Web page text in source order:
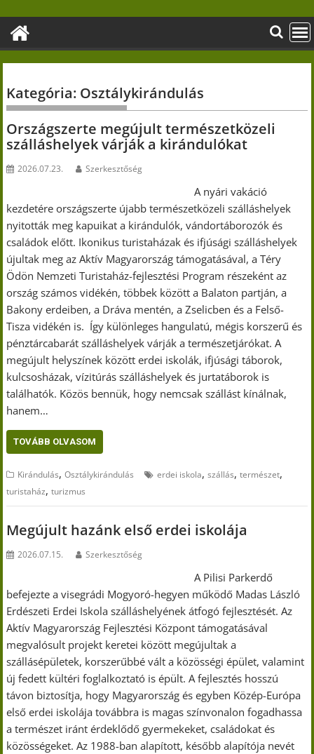
content
Kategória: Osztálykirándulás
Országszerte megújult természetközeli
szálláshelyek várják a kirándulókat
2026.07.23. Szerkesztőség
A nyári vakáció
kezdetére országszerte újabb természetközeli szálláshelyek
nyitották meg kapuikat a kirándulók, vándortáborozók és
családok előtt. Ikonikus turistaházak és ifjúsági szálláshelyek
újultak meg az Aktív Magyarország támogatásával, a Téry
Ödön Nemzeti Turistaház-fejlesztési Program részeként az
ország számos vidékén, többek között a Balaton partján, a
Bakony erdeiben, a Dráva mentén, a Zselicben és a Felső-
Tisza vidékén is. Így különleges hangulatú, mégis korszerű és
pénztárcabarát szálláshelyek várják a természetjárókat. A
megújult helyszínek között erdei iskolák, ifjúsági táborok,
kulcsosházak, vízitúrás szálláshelyek és jurtatáborok is
találhatók. Közös bennük, hogy nemcsak szállást kínálnak,
hanem…
TOVÁBB OLVASOM
Kirándulás,Osztálykirándulás erdei iskola,szállás,természet,
turistaház,turizmus
Megújult hazánk első erdei iskolája
2026.07.15. Szerkesztőség
A Pilisi Parkerdő
befejezte a visegrádi Mogyoró-hegyen működő Madas László
Erdészeti Erdei Iskola szálláshelyének átfogó fejlesztését. Az
Aktív Magyarország Fejlesztési Központ támogatásával
megvalósult projekt keretei között megújultak a
szállásépületek, korszerűbbé vált a közösségi épület, valamint
új fedett kültéri foglalkoztató is épült. A fejlesztés hosszú
távon biztosítja, hogy Magyarország és egyben Közép-Európa
első erdei iskolája továbbra is magas színvonalon fogadhassa
a természet iránt érdeklődő gyermekeket, családokat és
közösségeket. Az 1988-ban alapított, később alapítója nevét